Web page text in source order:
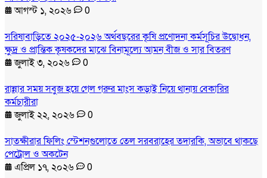
আগস্ট ১, ২০২৬
0
সরিষাবাড়িতে ২০২৫-২০২৬ অর্থবছরের কৃষি প্রণোদনা কর্মসূচির উদ্বোধন,
ক্ষুদ্র ও প্রান্তিক কৃষকদের মাঝে বিনামূল্যে আমন বীজ ও সার বিতরণ
জুলাই ৩, ২০২৬
0
রান্নার সময় সবুজ হয়ে গেল গরুর মাংস কড়াই নিয়ে থানায় বেকারির
কর্মচারীরা
জুলাই ২২, ২০২৬
0
সাতক্ষীরার ফিলিং স্টেশনগুলোতে তেল সরবরাহের তদারকি, অভাবে থাকছে
পেট্রোল ও অকটেন
এপ্রিল ১৭, ২০২৬
0